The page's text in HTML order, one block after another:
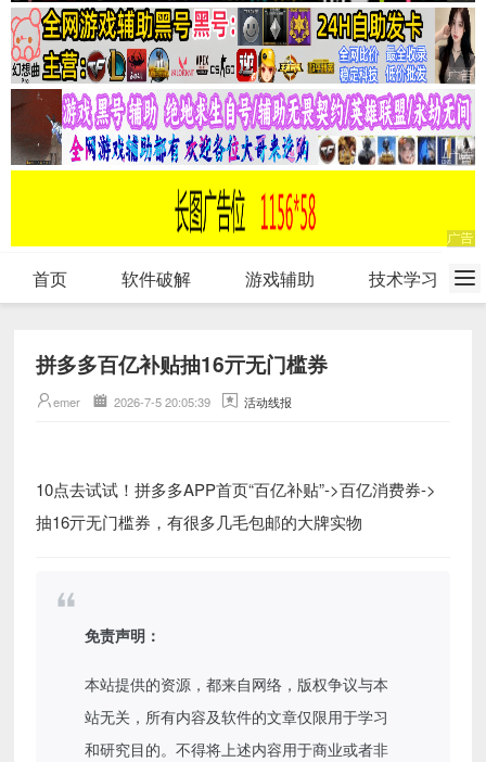
首页 软件破解 游戏辅助 技术学习
拼多多百亿补贴抽16亓无门槛券
emer 2026-7-5 20:05:39 活动线报
10点去试试！拼多多APP首页“百亿补贴”->百亿消费券->
抽16亓无门槛券，有很多几毛包邮的大牌实物
免责声明：
本站提供的资源，都来自网络，版权争议与本
站无关，所有内容及软件的文章仅限用于学习
和研究目的。不得将上述内容用于商业或者非